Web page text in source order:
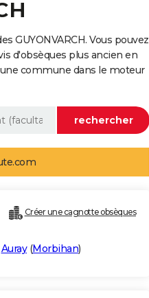
GUYONVARCH. Vous pouvez
d'obsèques plus ancien en
commune dans le moteur
Créer une cagnotte obsèques
Auray(Morbihan)